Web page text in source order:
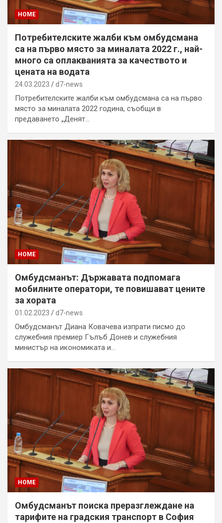
HOME
Потребителските жалби към омбудсмана
са на първо място за миналата 2022 г., най-
много са оплакванията за качеството и
цената на водата
24.03.2023 d7-news
Потребителските жалби към омбудсмана са на първо
място за миналата 2022 година, съобщи в
предаването „Денят…
HOME
Омбудсманът: Държавата подпомага
мобилните оператори, те повишават цените
за хората
01.02.2023 d7-news
Омбудсманът Диана Ковачева изпрати писмо до
служебния премиер Гълъб Донев и служебния
министър на икономиката и…
HOME
Омбудсманът поиска преразглеждане на
тарифите на градския транспорт в София